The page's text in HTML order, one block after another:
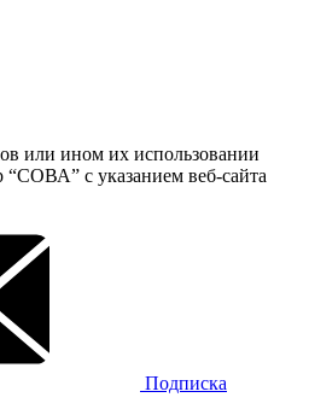
или ином их использовании
“СОВА” с указанием веб-сайта
Подписка